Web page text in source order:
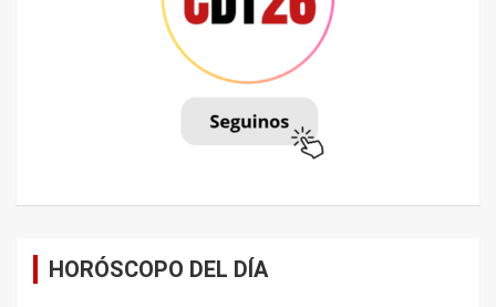
HORÓSCOPO DEL DÍA